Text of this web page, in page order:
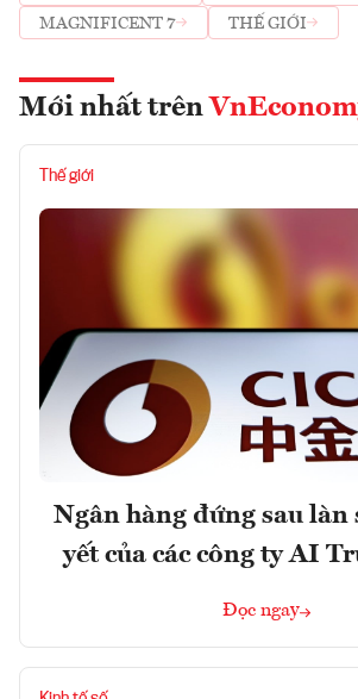
MAGNIFICENT 7
THẾ GIỚI
Mới nhất trên
Thế giới
Ngân hàng đứng sau làn
yết của các công ty AI
Đọc ngay